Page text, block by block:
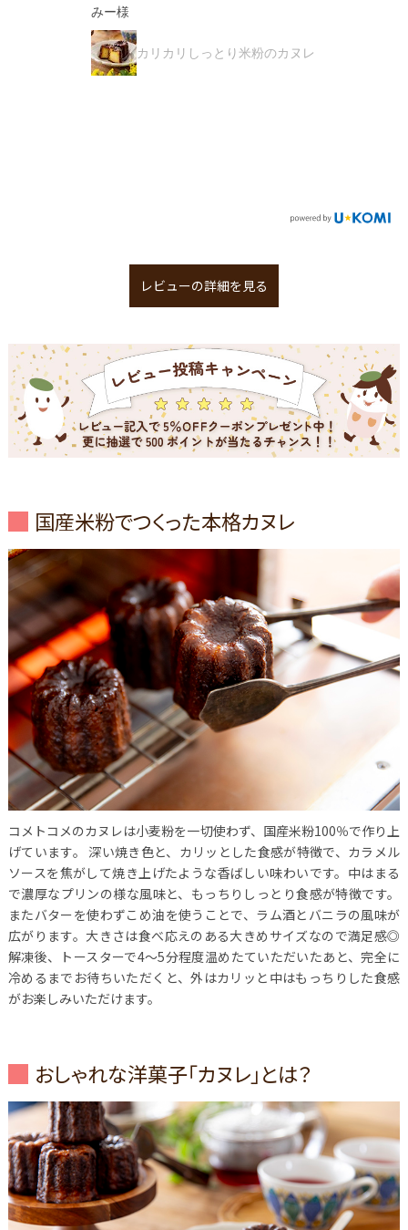
カリカリしっとり米粉のカヌレ
レビューの詳細を見る
国産米粉でつくった本格カヌレ
コメトコメのカヌレは小麦粉を一切使わず、国産米粉100％で作り上
げています。 深い焼き色と、カリッとした食感が特徴で、カラメル
ソースを焦がして焼き上げたような香ばしい味わいです。中はまる
で濃厚なプリンの様な風味と、もっちりしっとり食感が特徴です。
またバターを使わずこめ油を使うことで、ラム酒とバニラの風味が
広がります。大きさは食べ応えのある大きめサイズなので満足感◎
解凍後、トースターで4～5分程度温めたていただいたあと、完全に
冷めるまでお待ちいただくと、外はカリッと中はもっちりした食感
がお楽しみいただけます。
おしゃれな洋菓子「カヌレ」とは？